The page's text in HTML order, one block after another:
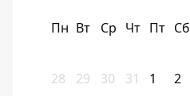
Пн Вт Ср Чт Пт Сб
28 29 30 31 1 2